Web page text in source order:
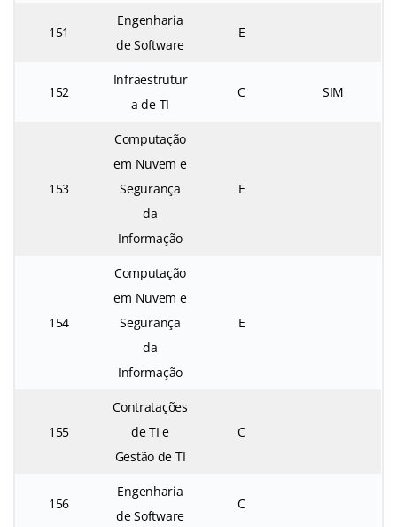
151
Engenharia
de Software
E
152
Infraestrutur
a de TI
C SIM
153
Computação
em Nuvem e
Segurança
da
Informação
E
154
Computação
em Nuvem e
Segurança
da
Informação
E
155
Contratações
de TI e
Gestão de TI
C
156
Engenharia
de Software
C